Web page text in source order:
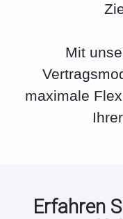
Mit
maximale
Erfahren